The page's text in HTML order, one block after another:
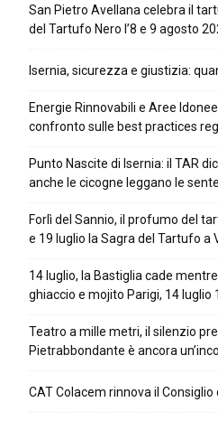
San Pietro Avellana celebra il
del Tartufo Nero l’8 e 9 agosto
Isernia, sicurezza e giustizia:
Energie Rinnovabili e Aree
confronto sulle best practices
Punto Nascite di Isernia: il TAR
anche le cicogne leggano le
Forlì del Sannio, il profumo del
e 19 luglio la Sagra del Tartufo a
14 luglio, la Bastiglia cade
ghiaccio e mojito Parigi, 14 luglio
Teatro a mille metri, il silenzio
Pietrabbondante è ancora
CAT Colacem rinnova il